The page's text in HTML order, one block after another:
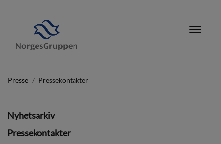
Presse Pressekontakter
Nyhetsarkiv
Pressekontakter